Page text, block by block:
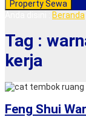
Property Sewa
Beranda
Tag :
kerja
Feng Shui